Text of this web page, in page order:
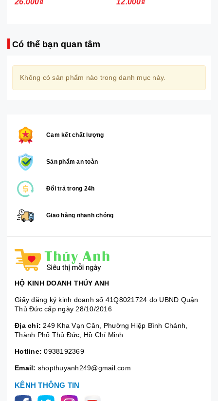
Có thể bạn quan tâm
Không có sản phẩm nào trong danh mục này.
Cam kết chất lượng
Sản phẩm an toàn
Đổi trả trong 24h
Giao hàng nhanh chóng
HỘ KINH DOANH THÚY ANH
Giấy đăng ký kinh doanh số 41Q8021724 do UBND Quận
Thủ Đức cấp ngày 28/10/2016
Địa chỉ: 249 Kha Vạn Cân, Phường Hiệp Bình Chánh,
Thành Phố Thủ Đức, Hồ Chí Minh
Hotline: 0938192369
Email: shopthuyanh249@gmail.com
KÊNH THÔNG TIN